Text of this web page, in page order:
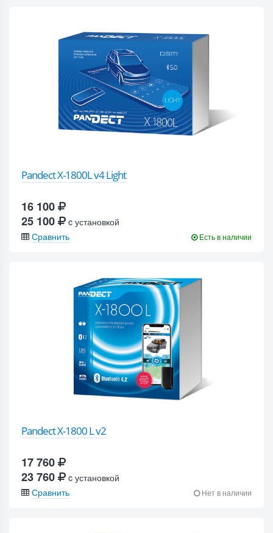
Pandect X-1800L v4 Light
16 100
25 100
c установкой
Сравнить
Есть в наличии
Pandect X-1800 L v2
17 760
23 760
c установкой
Сравнить
Нет в наличии